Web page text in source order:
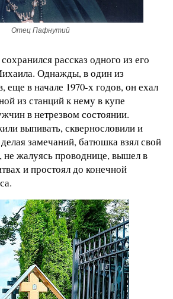
Отец Пафнутий
рассказ одного из его
Однажды, в один из
еще в начале 1970-х годов, он ехал
из станций к нему в купе
в нетрезвом состоянии.
выпивать, сквернословили и
замечаний, батюшка взял свой
жалуясь проводнице, вышел в
и простоял до конечной